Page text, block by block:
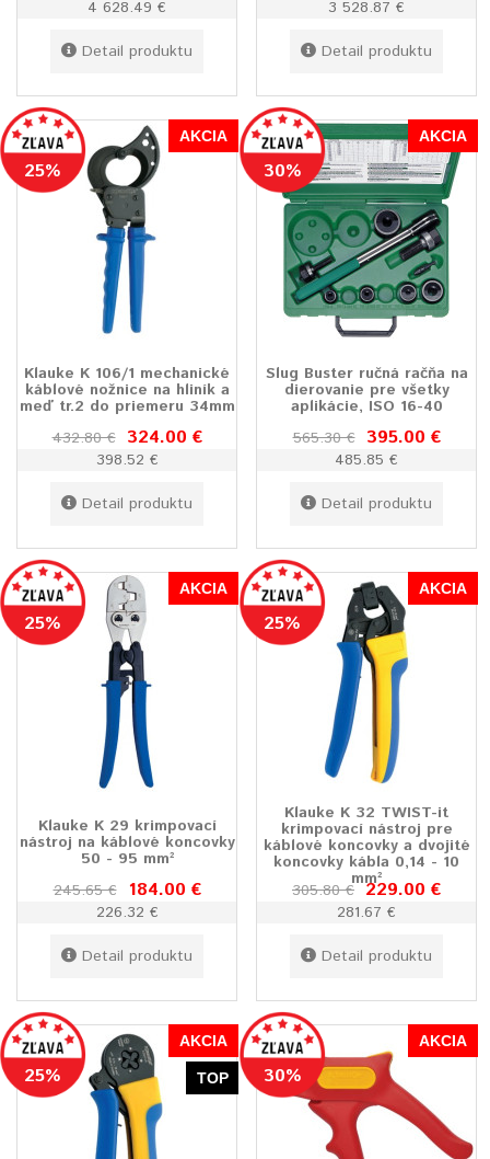
4 628.49 €
Detail produktu
3 528.87 €
Detail produktu
25%
AKCIA
Klauke K 106/1 mechanické
káblové nožnice na hliník a
meď tr.2 do priemeru 34mm
432.80 € 324.00 €
398.52 €
Detail produktu
30%
AKCIA
Slug Buster ručná račňa na
dierovanie pre všetky
aplikácie, ISO 16-40
565.30 € 395.00 €
485.85 €
Detail produktu
25%
AKCIA
Klauke K 29 krimpovací
nástroj na káblové koncovky
50 - 95 mm²
245.65 € 184.00 €
226.32 €
Detail produktu
25%
AKCIA
Klauke K 32 TWIST-it
krimpovací nástroj pre
káblové koncovky a dvojité
koncovky kábla 0,14 - 10
mm²
305.80 € 229.00 €
281.67 €
Detail produktu
25%
AKCIA
TOP 30%
AKCIA